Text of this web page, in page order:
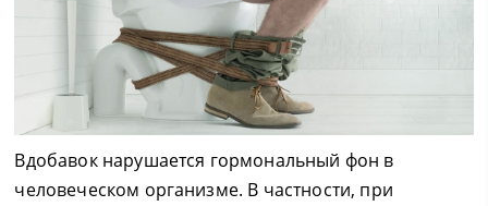
Вдобавок нарушается гормональный фон в
человеческом организме. В частности, при